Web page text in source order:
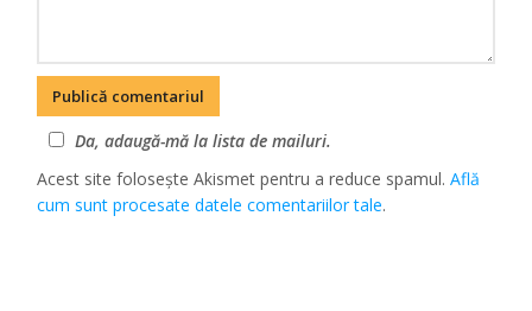
Da, adaugă-mă la lista de mailuri.
Acest site folosește Akismet pentru a reduce spamul.Află
cum sunt procesate datele comentariilor tale.